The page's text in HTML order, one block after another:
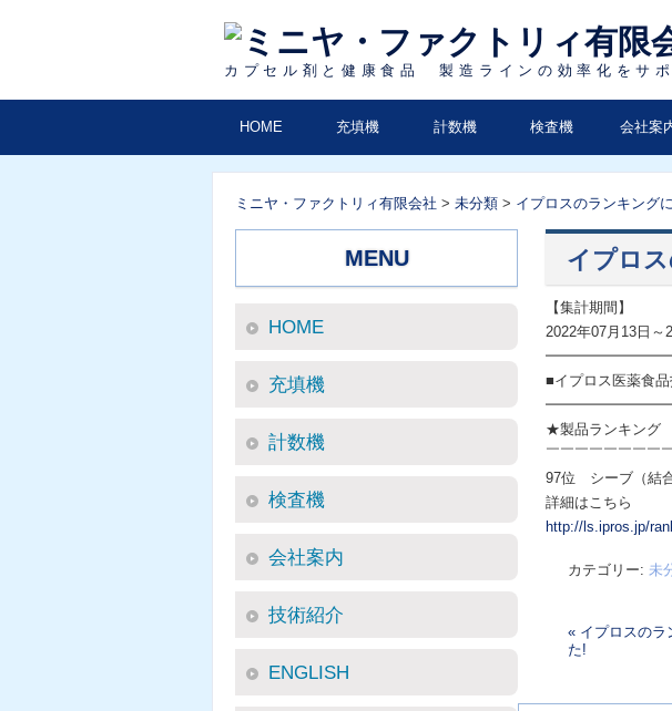
カプセル剤と健康食品 製造ラインの効率化をサポ
メインメニュー
テ
ン
ツ
移
HOME 充填機 計数機 検査機 会社案
ミニヤ・ファクトリィ有限会社 > 未分類 > イプロスのランキング
イプロ
【集計期間】
2022年07月13日～
■イプロス医薬食
★製品ランキング
￣￣￣￣￣￣￣￣
97位 シーブ（結
詳細はこちら
http://ls.ipros.jp/
カテゴリー: 未
投稿ナビゲ
« イプロスのラ
た!
MENU
HOME
充填機
計数機
検査機
会社案内
技術紹介
ENGLISH